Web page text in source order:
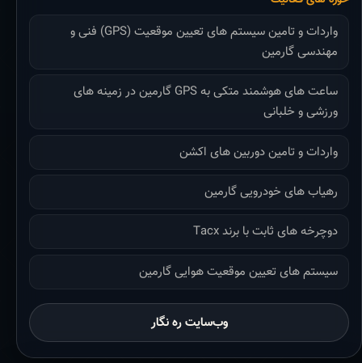
واردات و تامین سیستم های تعیین موقعیت (GPS) فنی و
مهندسی گارمین
ساعت های هوشمند متکی به GPS گارمین در زمینه های
ورزشی و خلبانی
واردات و تامین دوربین های اکشن
رهیاب های خودرویی گارمین
دوچرخه های ثابت با برند Tacx
سیستم های تعیین موقعیت هوایی گارمین
وب‌سایت ره نگار